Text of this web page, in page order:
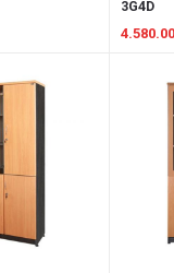
3G4D